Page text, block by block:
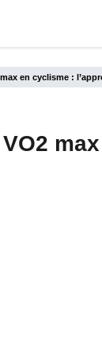
en cyclisme :